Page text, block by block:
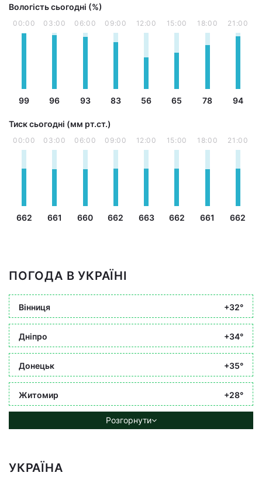
Вологість сьогодні (%)
00:00
99
03:00
96
06:00
93
09:00
83
12:00
56
15:00
65
18:00
78
21:00
94
Тиск сьогодні (мм рт.ст.)
00:00
662
03:00
661
06:00
660
09:00
662
12:00
663
15:00
662
18:00
661
21:00
662
ПОГОДА В УКРАЇНІ
Вінниця +32°
Дніпро +34°
Донецьк +35°
Житомир +28°
Розгорнути
УКРАЇНА